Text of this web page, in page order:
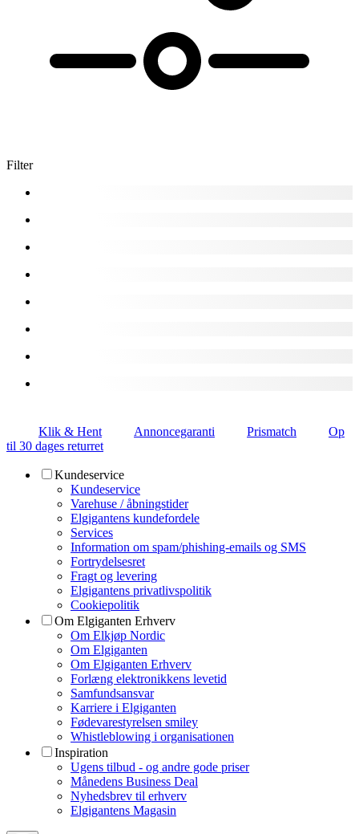
Filter
Klik & Hent Annoncegaranti Prismatch
Op
til 30 dages returret
Kundeservice
Kundeservice
Varehuse / åbningstider
Elgigantens kundefordele
Services
Information om spam/phishing-emails og SMS
Fortrydelsesret
Fragt og levering
Elgigantens privatlivspolitik
Cookiepolitik
Om Elgiganten Erhverv
Om Elkjøp Nordic
Om Elgiganten
Om Elgiganten Erhverv
Forlæng elektronikkens levetid
Samfundsansvar
Karriere i Elgiganten
Fødevarestyrelsen smiley
Whistleblowing i organisationen
Inspiration
Ugens tilbud - og andre gode priser
Månedens Business Deal
Nyhedsbrev til erhverv
Elgigantens Magasin